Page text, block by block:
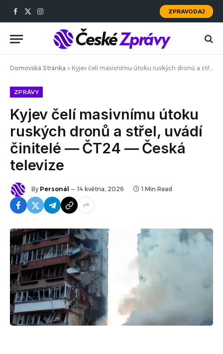
Facebook
X
Instagram
ZPRAVODAJ
Domovská Stránka » Kyjev čelí masivnímu útoku ruských dronů a střel, uvádí činitelé — ČT24 — Česká televize
ZPRÁVY
Kyjev čelí masivnímu útoku
ruských dronů a střel, uvádí
činitelé — ČT24 — Česká
televize
By Personál 14 května, 2026 1 Min Read